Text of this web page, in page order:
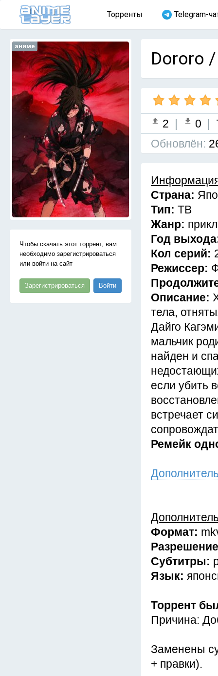
Торренты Telegram-
аниме
Чтобы скачать этот торрент, вам
необходимо зарегистрироваться
или войти на сайт
Зарегистрироваться Войти
Dororo
2 | 0 |
Обновлён:
Страна:
Тип: ТВ
Жанр:
Год
Кол серий:
Режиссер:
Описание:
тела,
Дайго
мальчик
найден и
если убить
встречает
Ремейк
Формат:
Субтитры:
Язык:
Торрент
Причина:
Заменены
+ правки).